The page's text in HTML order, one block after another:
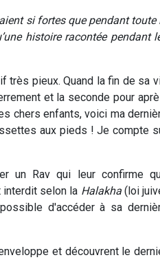
si fortes que pendant toute
histoire racontée pendant
très pieux. Quand la fin de sa
et la seconde pour
chers enfants, voici ma
aux pieds ! Je compte
un Rav qui leur confirme
interdit selon la Halakha (loi
d'accéder à sa
et découvrent le